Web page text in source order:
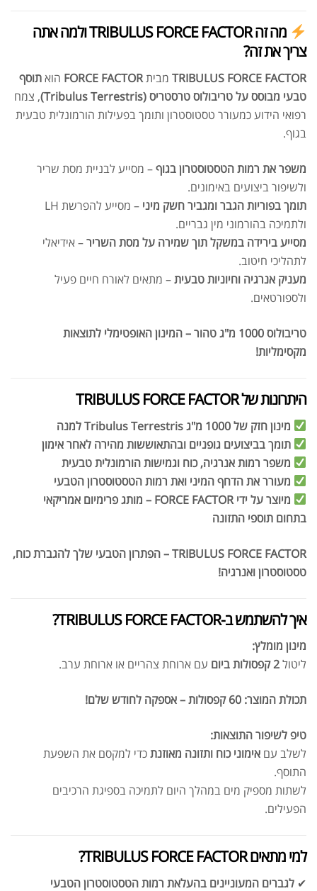
מה זה TRIBULUS FORCE FACTOR ולמה אתה
צריך את זה?
TRIBULUS FORCE FACTOR מביתFORCE FACTOR הואתוסף
טבעי מבוסס על טריבולוס טרסטריס (Tribulus Terrestris)
, צמח
רפואי הידוע כמעורר טסטוסטרון ותומך בפעילות הורמונלית טבעית
בגוף.
משפר את רמות הטסטוסטרון בגוף– מסייע לבניית מסת שריר
ולשיפור ביצועים באימונים.
תומך בפוריות הגבר ומגביר חשק מיני
– מסייע להפרשת LH
ולתמיכה בהורמוני מין גבריים.
מסייע בירידה במשקל תוך שמירה על מסת השריר– אידיאלי
לתהליכי חיטוב.
מעניק אנרגיה וחיוניות טבעית– מתאים לאורח חיים פעיל
ולספורטאים.
טריבולוס 1000 מ"ג טהור – המינון האופטימלי לתוצאות
מקסימליות!
היתרונות של TRIBULUS FORCE FACTOR
מינון חזק של 1000 מ"ג Tribulus Terrestris למנה
תומך בביצועים גופניים ובהתאוששות מהירה לאחר אימון
משפר רמות אנרגיה, כוח וגמישות הורמונלית טבעית
מעורר את הדחף המיני ואת רמות הטסטוסטרון הטבעי
מיוצר על ידי FORCE FACTOR – מותג פרימיום אמריקאי
בתחום תוספי התזונה
TRIBULUS FORCE FACTOR – הפתרון הטבעי שלך להגברת כוח,
טסטוסטרון ואנרגיה!
איך להשתמש ב-TRIBULUS FORCE FACTOR?
מינון מומלץ:
ליטול2 קפסולות ביום עם ארוחת צהריים או ארוחת ערב.
תכולת המוצר: 60 קפסולות – אספקה לחודש שלם!
טיפ לשיפור התוצאות:
לשלב עם אימוני כוח ותזונה מאוזנתכדי למקסם את השפעת
התוסף.
לשתות מספיק מים במהלך היום לתמיכה בספיגת הרכיבים
הפעילים.
למי מתאים TRIBULUS FORCE FACTOR?
✔ לגברים המעוניינים בהעלאת רמות הטסטוסטרון הטבעי